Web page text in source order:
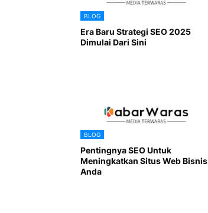
BLOG
Era Baru Strategi SEO 2025
Dimulai Dari Sini
BLOG
Pentingnya SEO Untuk
Meningkatkan Situs Web Bisnis
Anda